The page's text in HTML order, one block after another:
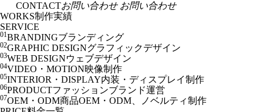
CONTACTお問い合わせ お問い合わせ
WORKS制作実績
SERVICE
01BRANDINGブランディング
02GRAPHIC DESIGNグラフィックデザイン
03WEB DESIGNウェブデザイン
04VIDEO・MOTION映像制作
05INTERIOR・DISPLAY内装・ディスプレイ制作
06PRODUCTファッションブランド運営
07OEM・ODM商品OEM・ODM、ノベルティ制作